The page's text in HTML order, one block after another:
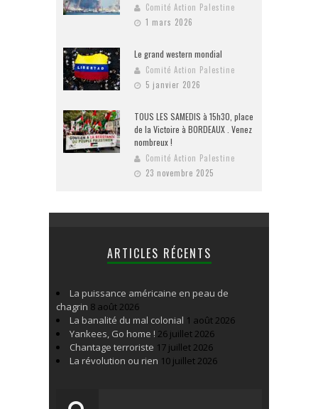
Comité Action Palestine
1 mars 2026
Le grand western mondial
Comité Action Palestine
5 janvier 2026
TOUS LES SAMEDIS à 15h30, place
de la Victoire à BORDEAUX . Venez
nombreux !
Comité Action Palestine
23 novembre 2025
ARTICLES RÉCENTS
La puissance américaine en peau de
chagrin 8 août 2026
La banalité du mal colonial 1 août 2026
Yankees, Go home ! 26 juillet 2026
Chantage terroriste 17 juillet 2026
La révolution ou rien 10 juillet 2026